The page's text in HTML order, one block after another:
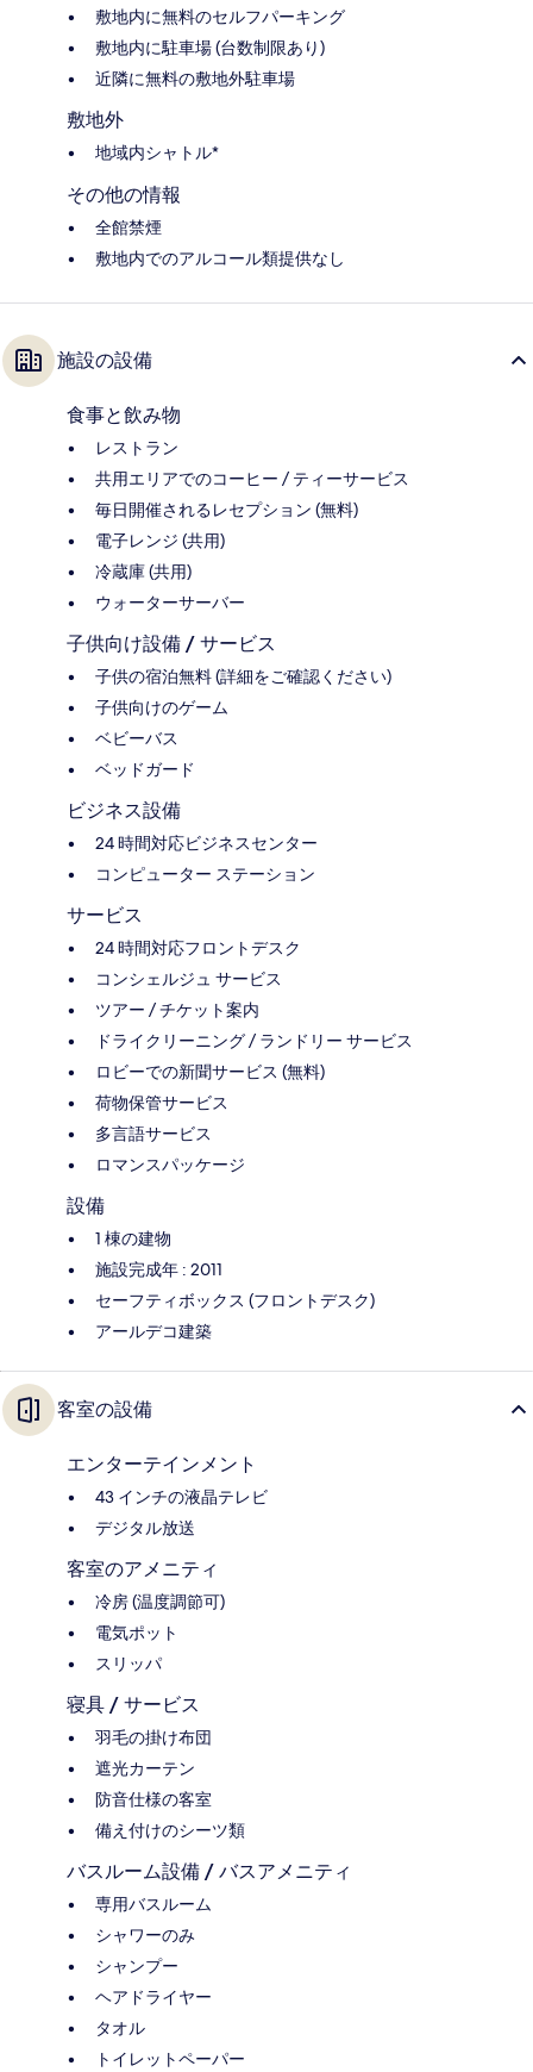
敷地内に無料のセルフパーキング
敷地内に駐車場 (台数制限あり)
近隣に無料の敷地外駐車場
敷地外
地域内シャトル*
その他の情報
全館禁煙
敷地内でのアルコール類提供なし
施設の設備
食事と飲み物
レストラン
共用エリアでのコーヒー / ティーサービス
毎日開催されるレセプション (無料)
電子レンジ (共用)
冷蔵庫 (共用)
ウォーターサーバー
子供向け設備 / サービス
子供の宿泊無料 (詳細をご確認ください)
子供向けのゲーム
ベビーバス
ベッドガード
ビジネス設備
24 時間対応ビジネスセンター
コンピューター ステーション
サービス
24 時間対応フロントデスク
コンシェルジュ サービス
ツアー / チケット案内
ドライクリーニング / ランドリー サービス
ロビーでの新聞サービス (無料)
荷物保管サービス
多言語サービス
ロマンスパッケージ
設備
1 棟の建物
施設完成年 : 2011
セーフティボックス (フロントデスク)
アールデコ建築
客室の設備
エンターテインメント
43 インチの液晶テレビ
デジタル放送
客室のアメニティ
冷房 (温度調節可)
電気ポット
スリッパ
寝具 / サービス
羽毛の掛け布団
遮光カーテン
防音仕様の客室
備え付けのシーツ類
バスルーム設備 / バスアメニティ
専用バスルーム
シャワーのみ
シャンプー
ヘアドライヤー
タオル
トイレットペーパー